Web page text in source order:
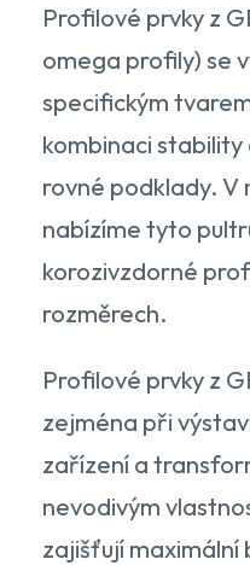
Profilové prvky z
omega profily) se
specifickým
kombinaci
rovné podklady. V
nabízíme tyto
korozivzdorné
rozměrech.
Profilové prvky z
zejména při
zařízení a
nevodivým
zajišťují